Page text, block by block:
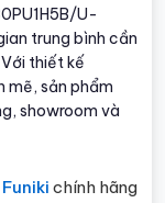
U-
trung bình cần
thiết kế
mẽ, sản phẩm
showroom và
chính hãng